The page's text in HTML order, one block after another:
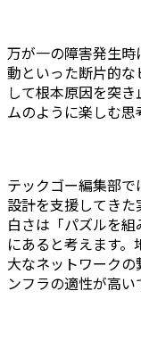
万が一の障害発生
動といった断片的
して根本原因を突
ムのように楽しむ思
テックゴー編集部
設計を支援してき
白さは「パズルを組
にあると考えます
大なネットワーク
ンフラの適性が高い